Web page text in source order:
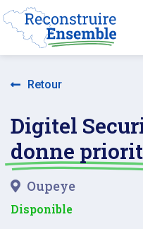
Retour
Digitel
donne
Oupeye
Disponible